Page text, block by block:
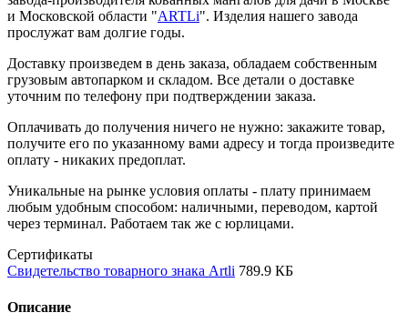
и Московской области "ARTLi". Изделия нашего завода
прослужат вам долгие годы.
Доставку произведем в день заказа, обладаем собственным
грузовым автопарком и складом. Все детали о доставке
уточним по телефону при подтверждении заказа.
Оплачивать до получения ничего не нужно: закажите товар,
получите его по указанному вами адресу и тогда произведите
оплату - никаких предоплат.
Уникальные на рынке условия оплаты - плату принимаем
любым удобным способом: наличными, переводом, картой
через терминал. Работаем так же с юрлицами.
Сертификаты
Свидетельство товарного знака Artli 789.9 КБ
Описание